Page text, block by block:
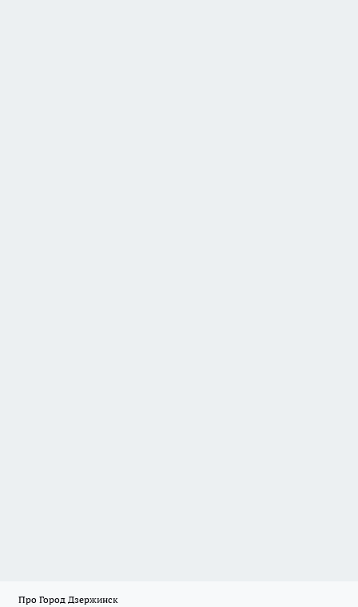
Про Город Дзержинск